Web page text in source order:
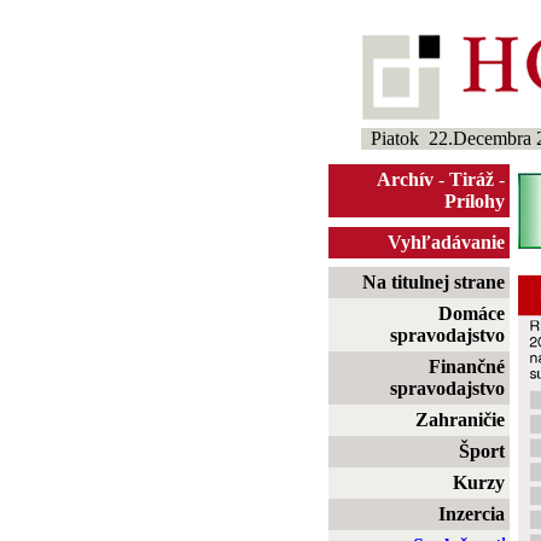
Piatok 22.Decembra
Archív - Tiráž -
Prílohy
Vyhľadávanie
Na titulnej strane
Domáce
spravodajstvo
Finančné
spravodajstvo
Zahraničie
Šport
Kurzy
Inzercia